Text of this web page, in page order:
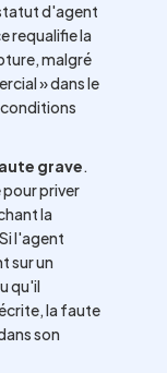
d'agent
requalifie la
malgré
» dans le
grave.
pour priver
la
l'agent
sur un
qu'il
la faute
son